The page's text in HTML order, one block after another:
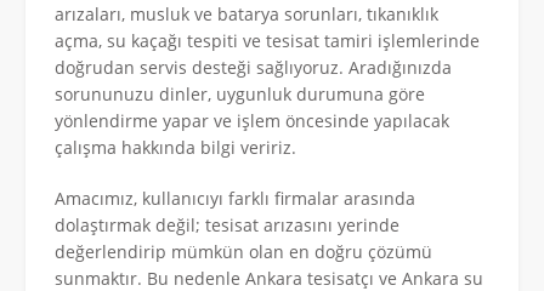
arızaları, musluk ve batarya sorunları, tıkanıklık
açma, su kaçağı tespiti ve tesisat tamiri işlemlerinde
doğrudan servis desteği sağlıyoruz. Aradığınızda
sorununuzu dinler, uygunluk durumuna göre
yönlendirme yapar ve işlem öncesinde yapılacak
çalışma hakkında bilgi veririz.
Amacımız, kullanıcıyı farklı firmalar arasında
dolaştırmak değil; tesisat arızasını yerinde
değerlendirip mümkün olan en doğru çözümü
sunmaktır. Bu nedenle Ankara tesisatçı ve Ankara su